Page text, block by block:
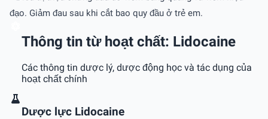
đạo. Giảm đau sau khi cắt bao quy đầu ở trẻ em.
Thông tin từ hoạt chất: Lidocaine
Các thông tin dược lý, dược động học và tác dụng của
hoạt chất chính
Dược lực Lidocaine